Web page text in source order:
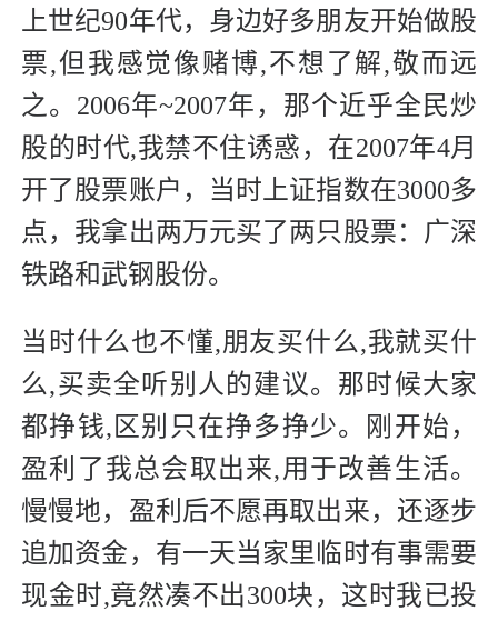
上世纪90年代，身边好多朋友开始做股
票,但我感觉像赌博,不想了解,敬而远
之。2006年~2007年，那个近乎全民炒
股的时代,我禁不住诱惑，在2007年4月
开了股票账户，当时上证指数在3000多
点，我拿出两万元买了两只股票：广深
铁路和武钢股份。
当时什么也不懂,朋友买什么,我就买什
么,买卖全听别人的建议。那时候大家
都挣钱,区别只在挣多挣少。刚开始，
盈利了我总会取出来,用于改善生活。
慢慢地，盈利后不愿再取出来，还逐步
追加资金，有一天当家里临时有事需要
现金时,竟然凑不出300块，这时我已投